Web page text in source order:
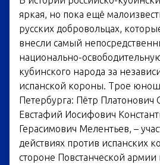
яркая, но пока ещё
русских добровольцах,
внесли самый
национально-
кубинского народа за
испанской короны. Трое
Петербурга: Пётр Платонович
Евстафий Иосифович
Герасимович Мелентьев, –
действиях против испанских
стороне Повстанческой армии